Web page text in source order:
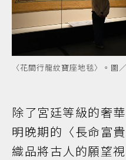
〈花間行龍紋寶座地毯〉。圖／
除了宮廷等級的奢
明晚期的〈長命富
織品將古人的願望